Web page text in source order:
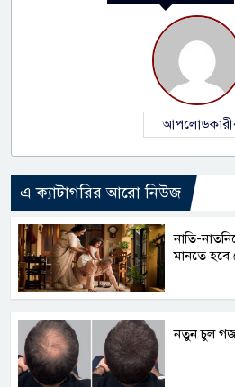
এ ক্যাটাগরির আরো নিউজ
নাতি-
মানতে হবে
নতুন চুল